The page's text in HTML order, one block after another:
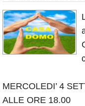
Calendario
Annunci
MERCOLEDI’ 4
ALLE ORE 18.00